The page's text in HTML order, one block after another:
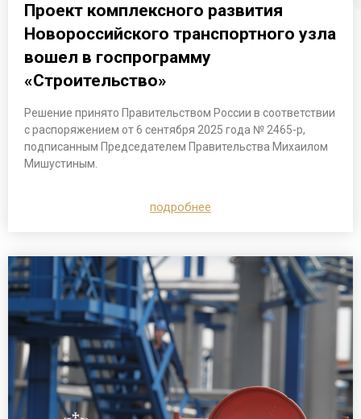
Проект комплексного развития
Новороссийского транспортного узла
вошел в госпрограмму
«Строительство»
Решение принято Правительством России в соответствии
с распоряжением от 6 сентября 2025 года № 2465-р,
подписанным Председателем Правительства Михаилом
Мишустиным.
подробнее